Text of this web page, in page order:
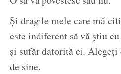
Și dragile mele care mă
este indiferent să vă știu
și sufăr datorită ei.
de sine.